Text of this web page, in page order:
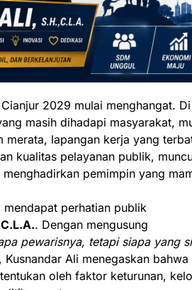
2029 mulai menghangat. Di
masih dihadapi masyarakat,
lapangan kerja yang
kualitas pelayanan publik,
pemimpin yang
perhatian publik
. Dengan mengusung
pewarisnya, tetapi siapa yang
Kusnandar Ali menegaskan bahwa
oleh faktor keturunan,